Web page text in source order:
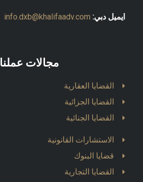
ايميل دبي: info.dxb@khalifaadv.com
مجالات عملنا
القضايا العقارية
القضايا الجزائية
القضايا الجنائية
الاستشارات القانونية
قضايا البنوك
القضايا التجارية